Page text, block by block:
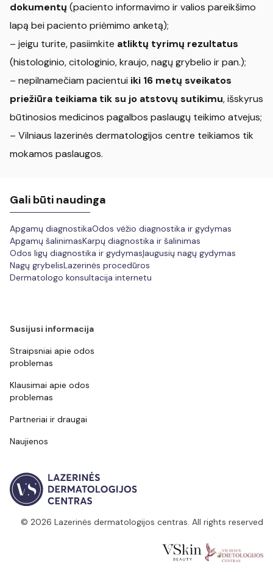
dokumentų (paciento informavimo ir valios pareikšimo
lapą bei paciento priėmimo anketą);
– jeigu turite, pasiimkite atliktų tyrimų rezultatus
(histologinio, citologinio, kraujo, nagų grybelio ir pan.);
– nepilnamečiam pacientui iki 16 metų sveikatos
priežiūra teikiama tik su jo atstovų sutikimu, išskyrus
būtinosios medicinos pagalbos paslaugų teikimo atvejus;
– Vilniaus lazerinės dermatologijos centre teikiamos tik
mokamos paslaugos.
Gali būti naudinga
Apgamų diagnostikaOdos vėžio diagnostika ir gydymas
Apgamų šalinimasKarpų diagnostika ir šalinimas
Odos ligų diagnostika ir gydymasĮaugusių nagų gydymas
Nagų grybelisLazerinės procedūros
Dermatologo konsultacija internetu
Susijusi informacija
Straipsniai apie odos
problemas
Klausimai apie odos
problemas
Partneriai ir draugai
Naujienos
© 2026 Lazerinės dermatologijos centras. All rights reserved